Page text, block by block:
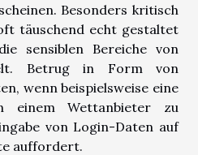
Besonders kritisch
täuschend echt gestaltet
sensiblen Bereiche von
Betrug in Form von
wenn beispielsweise eine
einem Wettanbieter zu
von Login-Daten auf
auffordert.